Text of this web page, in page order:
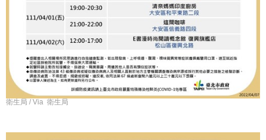
衛生局 / Via 衛生局